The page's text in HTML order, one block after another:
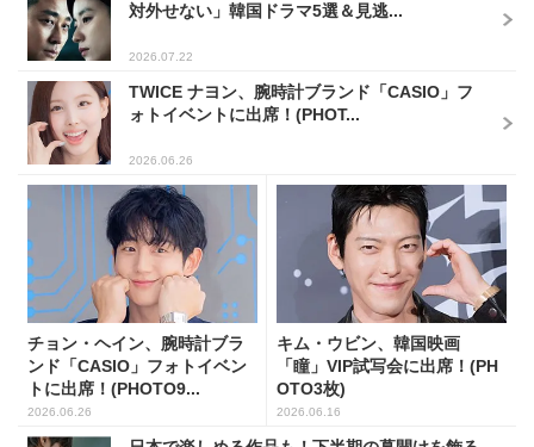
対外せない」韓国ドラマ5選＆見逃...
2026.07.22
TWICE ナヨン、腕時計ブランド「CASIO」フ
ォトイベントに出席！(PHOT...
2026.06.26
チョン・ヘイン、腕時計ブラ
ンド「CASIO」フォトイベン
トに出席！(PHOTO9...
2026.06.26
キム・ウビン、韓国映画
「瞳」VIP試写会に出席！(PH
OTO3枚)
2026.06.16